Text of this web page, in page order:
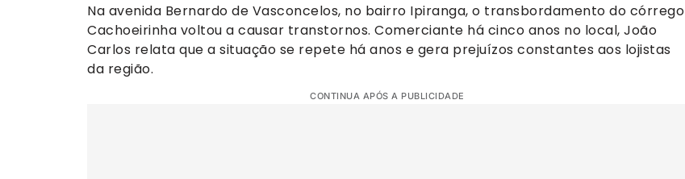
Na avenida Bernardo de Vasconcelos, no bairro Ipiranga, o transbordamento do córrego
Cachoeirinha voltou a causar transtornos. Comerciante há cinco anos no local, João
Carlos relata que a situação se repete há anos e gera prejuízos constantes aos lojistas
da região.
CONTINUA APÓS A PUBLICIDADE